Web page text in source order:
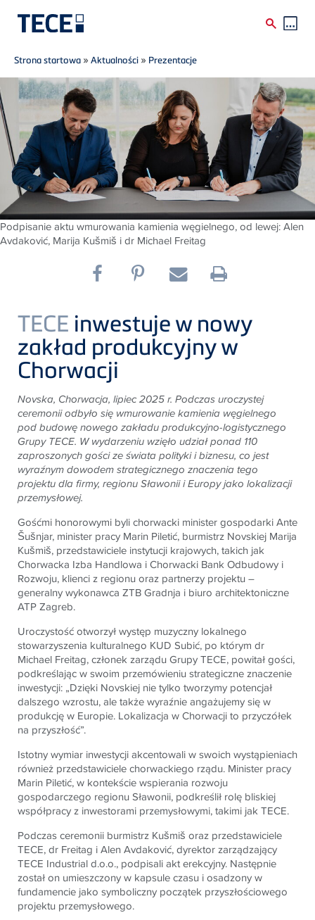
Skip to main content
Breadcrumb
Strona startowa »Aktualności » Prezentacje
Podpisanie aktu wmurowania kamienia węgielnego, od lewej: Alen
Avdaković, Marija Kušmiš i dr Michael Freitag
TECE inwestuje w nowy
zakład produkcyjny w
Chorwacji
Novska, Chorwacja, lipiec 2025 r. Podczas uroczystej
ceremonii odbyło się wmurowanie kamienia węgielnego
pod budowę nowego zakładu produkcyjno-logistycznego
GrupyTECE. W wydarzeniu wzięło udział ponad 110
zaproszonych gości ze świata polityki i biznesu, co jest
wyraźnym dowodem strategicznego znaczenia tego
projektu dla firmy, regionu Sławonii i Europy jako lokalizacji
przemysłowej.
Gośćmi honorowymi byli chorwacki minister gospodarki Ante
Šušnjar, minister pracy Marin Piletić, burmistrz Novskiej Marija
Kušmiš, przedstawiciele instytucji krajowych, takich jak
Chorwacka Izba Handlowa i Chorwacki Bank Odbudowy i
Rozwoju, klienci z regionu oraz partnerzy projektu –
generalny wykonawca ZTB Gradnja i biuro architektoniczne
ATP Zagreb.
Uroczystość otworzył występ muzyczny lokalnego
stowarzyszenia kulturalnego KUD Subić, po którym dr
Michael Freitag, członek zarządu GrupyTECE, powitał gości,
podkreślając w swoim przemówieniu strategiczne znaczenie
inwestycji: „Dzięki Novskiej nie tylko tworzymy potencjał
dalszego wzrostu, ale także wyraźnie angażujemy się w
produkcję w Europie. Lokalizacja w Chorwacji to przyczółek
na przyszłość”.
Istotny wymiar inwestycji akcentowali w swoich wystąpieniach
również przedstawiciele chorwackiego rządu. Minister pracy
Marin Piletić, w kontekście wspierania rozwoju
gospodarczego regionu Sławonii, podkreślił rolę bliskiej
współpracy z inwestorami przemysłowymi, takimi jakTECE.
Podczas ceremonii burmistrz Kušmiš oraz przedstawiciele
TECE, dr Freitag i Alen Avdaković, dyrektor zarządzający
TECE Industrial d.o.o., podpisali akt erekcyjny. Następnie
został on umieszczony w kapsule czasu i osadzony w
fundamencie jako symboliczny początek przyszłościowego
projektu przemysłowego.